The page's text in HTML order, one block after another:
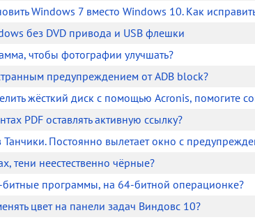
Windows 7 вместо Windows 10. Как
без DVD привода и USB флешки
чтобы фотографии улучшать?
предупреждением от ADB block?
жёсткий диск с помощью Acronis, помогите
PDF оставлять активную ссылку?
Постоянно вылетает окно с
тени неестественно чёрные?
программы, на 64-битной операционке?
цвет на панели задач Виндовс 10?